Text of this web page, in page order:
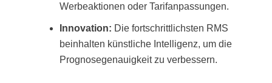
Werbeaktionen oder Tarifanpassungen.
Innovation: Die fortschrittlichsten RMS
beinhalten künstliche Intelligenz, um die
Prognosegenauigkeit zu verbessern.